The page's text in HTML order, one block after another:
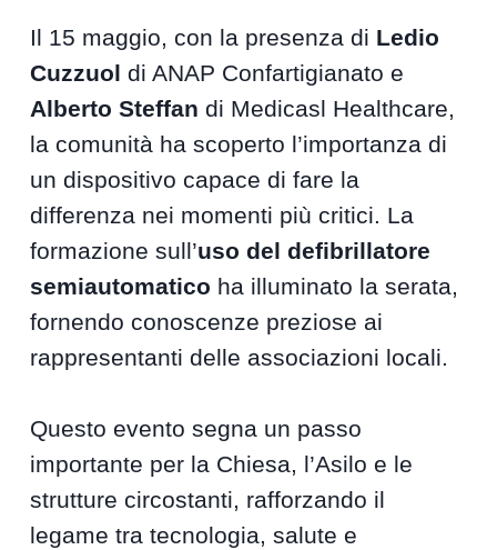
Il 15 maggio, con la presenza di Ledio
Cuzzuol di ANAP Confartigianato e
Alberto Steffan di Medicasl Healthcare,
la comunità ha scoperto l’importanza di
un dispositivo capace di fare la
differenza nei momenti più critici. La
formazione sull’uso del defibrillatore
semiautomatico ha illuminato la serata,
fornendo conoscenze preziose ai
rappresentanti delle associazioni locali.
Questo evento segna un passo
importante per la Chiesa, l’Asilo e le
strutture circostanti, rafforzando il
legame tra tecnologia, salute e